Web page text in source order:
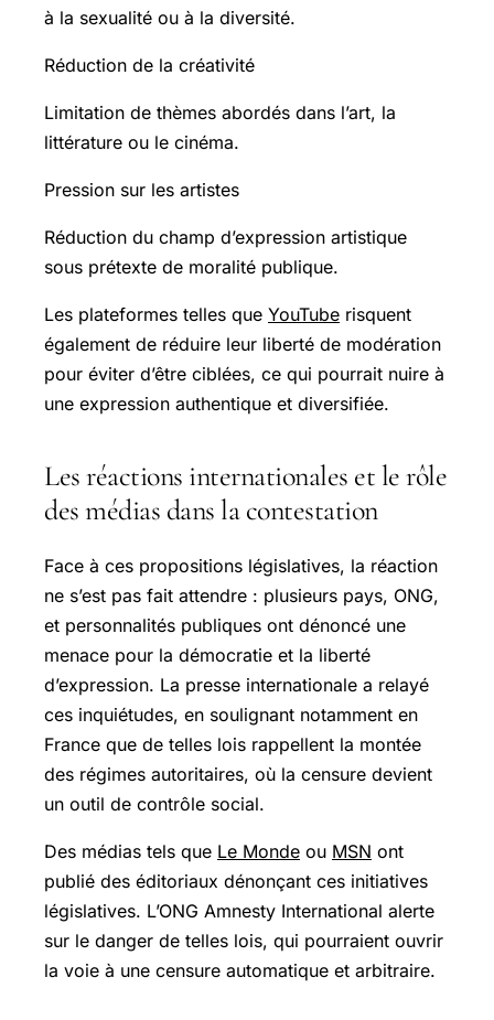
à la sexualité ou à la diversité.
Réduction de la créativité
Limitation de thèmes abordés dans l’art, la
littérature ou le cinéma.
Pression sur les artistes
Réduction du champ d’expression artistique
sous prétexte de moralité publique.
Les plateformes telles que YouTube risquent
également de réduire leur liberté de modération
pour éviter d’être ciblées, ce qui pourrait nuire à
une expression authentique et diversifiée.
Les réactions internationales et le rôle
des médias dans la contestation
Face à ces propositions législatives, la réaction
ne s’est pas fait attendre : plusieurs pays, ONG,
et personnalités publiques ont dénoncé une
menace pour la démocratie et la liberté
d’expression. La presse internationale a relayé
ces inquiétudes, en soulignant notamment en
France que de telles lois rappellent la montée
des régimes autoritaires, où la censure devient
un outil de contrôle social.
Des médias tels que Le Monde ou MSN ont
publié des éditoriaux dénonçant ces initiatives
législatives. L’ONG Amnesty International alerte
sur le danger de telles lois, qui pourraient ouvrir
la voie à une censure automatique et arbitraire.